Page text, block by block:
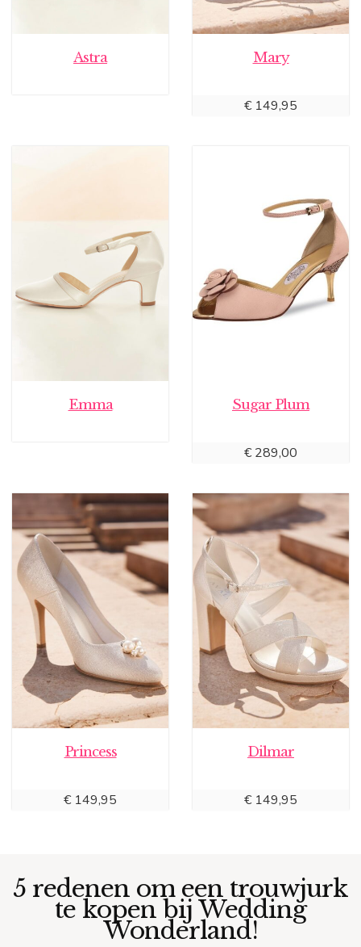
Astra Mary
€149,95
Emma Sugar Plum
€289,00
Princess
€149,95
Dilmar
€149,95
5 redenen om een trouwjurk
te kopen bij Wedding
Wonderland!